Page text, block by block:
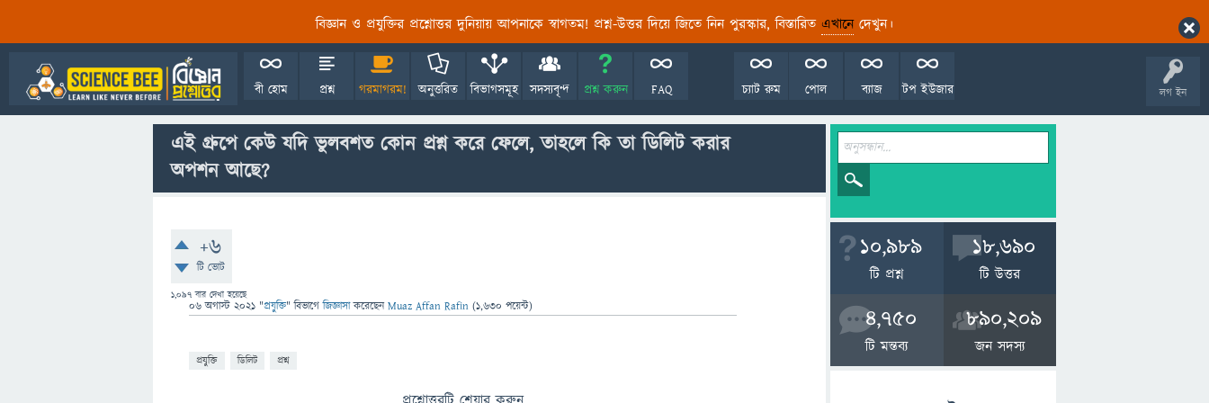
বিজ্ঞান ও প্রযুক্তির প্রশ্নোত্তর দুনিয়ায় আপনাকে স্বাগতম! প্রশ্ন-উত্তর দিয়ে জিতে নিন পুরস্কার, বিস্তারিত এখানেদেখুন।
লগ ইন
বী হোম প্রশ্ন গরমাগরম! অনুত্তরিত বিভাগসমূহ সদস্যবৃন্দ প্রশ্ন করুন FAQ টপ ইউজার
ব্যাজ
পোল
চ্যাট রুম
এই গ্রুপে কেউ যদি ভুলবশত কোন প্রশ্ন করে ফেলে, তাহলে কি তা ডিলিট করার
অপশন আছে?
+6
টি ভোট
1,097 বার দেখা হয়েছে
06 অগাস্ট 2021 "প্রযুক্তি" বিভাগে জিজ্ঞাসাকরেছেনMuaz Affan Rafin (1,630 পয়েন্ট)
প্রযুক্তি ডিলিট প্রশ্ন
10,989
টি প্রশ্ন
18,690
টি উত্তর
4,750
টি মন্তব্য
890,209
জন সদস্য